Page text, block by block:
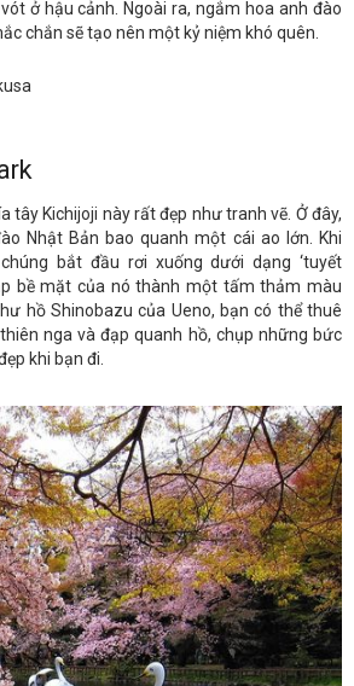
ở hậu cảnh. Ngoài ra, ngắm hoa anh đào
chắn sẽ tạo nên một kỷ niệm khó quên.
tây Kichijoji này rất đẹp như tranh vẽ. Ở đây,
Nhật Bản bao quanh một cái ao lớn. Khi
bắt đầu rơi xuống dưới dạng ‘tuyết
bề mặt của nó thành một tấm thảm màu
hồ Shinobazu của Ueno, bạn có thể thuê
nga và đạp quanh hồ, chụp những bức
khi bạn đi.